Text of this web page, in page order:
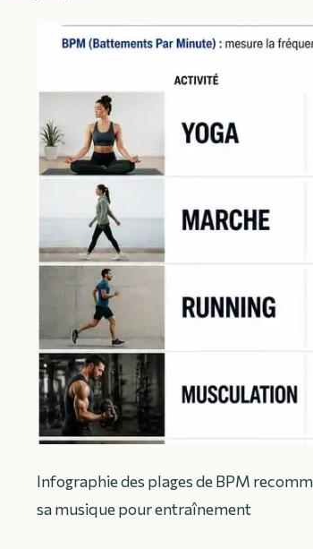
Infographie des plages de BPM
sa musique pour entraînement